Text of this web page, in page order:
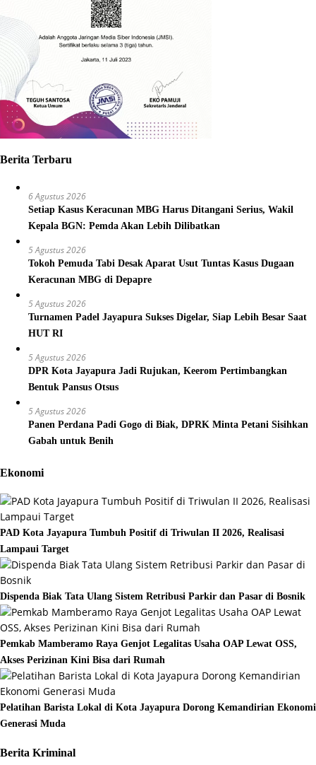
Berita Terbaru
6 Agustus 2026
Setiap Kasus Keracunan MBG Harus Ditangani Serius, Wakil
Kepala BGN: Pemda Akan Lebih Dilibatkan
5 Agustus 2026
Tokoh Pemuda Tabi Desak Aparat Usut Tuntas Kasus Dugaan
Keracunan MBG di Depapre
5 Agustus 2026
Turnamen Padel Jayapura Sukses Digelar, Siap Lebih Besar Saat
HUT RI
5 Agustus 2026
DPR Kota Jayapura Jadi Rujukan, Keerom Pertimbangkan
Bentuk Pansus Otsus
5 Agustus 2026
Panen Perdana Padi Gogo di Biak, DPRK Minta Petani Sisihkan
Gabah untuk Benih
Ekonomi
PAD Kota Jayapura Tumbuh Positif di Triwulan II 2026, Realisasi
Lampaui Target
Dispenda Biak Tata Ulang Sistem Retribusi Parkir dan Pasar di Bosnik
Pemkab Mamberamo Raya Genjot Legalitas Usaha OAP Lewat OSS,
Akses Perizinan Kini Bisa dari Rumah
Pelatihan Barista Lokal di Kota Jayapura Dorong Kemandirian Ekonomi
Generasi Muda
Berita Kriminal